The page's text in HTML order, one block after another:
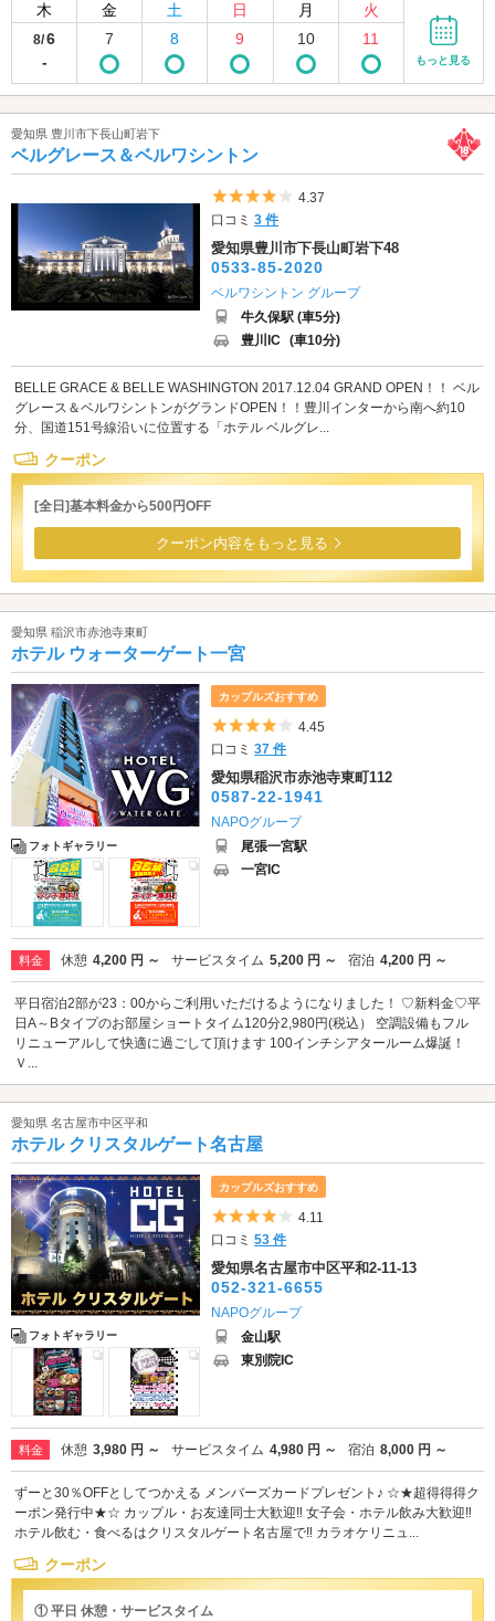
木 金 土 日 月 火
8/6
-
7 8 9 10 11
もっと見る
愛知県 豊川市下長山町岩下
ベルグレース＆ベルワシントン
5つ星のうち4
4.37
口コミ3 件
愛知県豊川市下長山町岩下48
0533-85-2020
ベルワシントン グループ
牛久保駅 (車5分)
豊川IC (車10分)
BELLE GRACE & BELLE WASHINGTON 2017.12.04 GRAND OPEN！！ ベル
グレース＆ベルワシントンがグランドOPEN！！豊川インターから南へ約10
分、国道151号線沿いに位置する「ホテル ベルグレ...
クーポン
[全日]基本料金から500円OFF
クーポン内容をもっと見る
愛知県 稲沢市赤池寺東町
ホテル ウォーターゲート一宮
フォトギャラリー
カップルズおすすめ
5つ星のうち4
4.45
口コミ37 件
愛知県稲沢市赤池寺東町112
0587-22-1941
NAPOグループ
尾張一宮駅
一宮IC
料金 休憩 4,200 円 ～ サービスタイム 5,200 円 ～ 宿泊 4,200 円 ～
平日宿泊2部が23：00からご利用いただけるようになりました！ ♡新料金♡平
日A～Bタイプのお部屋ショートタイム120分2,980円(税込） 空調設備もフル
リニューアルして快適に過ごして頂けます 100インチシアタールーム爆誕！
Ｖ...
愛知県 名古屋市中区平和
ホテル クリスタルゲート名古屋
フォトギャラリー
カップルズおすすめ
5つ星のうち4
4.11
口コミ53 件
愛知県名古屋市中区平和2-11-13
052-321-6655
NAPOグループ
金山駅
東別院IC
料金 休憩 3,980 円 ～ サービスタイム 4,980 円 ～ 宿泊 8,000 円 ～
ずーと30％OFFとしてつかえる メンバーズカードプレゼント♪ ☆★超得得得ク
ーポン発行中★☆ カップル・お友達同士大歓迎‼ 女子会・ホテル飲み大歓迎‼
ホテル飲む・食べるはクリスタルゲート名古屋で‼ カラオケリニュ...
クーポン
① 平日 休憩・サービスタイム